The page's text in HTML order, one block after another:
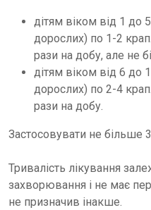
дітям віком від 1 до
дорослих) по 1-2
рази на добу, але не
дітям віком від 6 до
дорослих) по 2-4
рази на добу.
Застосовувати не більше
Тривалість лікування
захворювання і не має
не призначив інакше.